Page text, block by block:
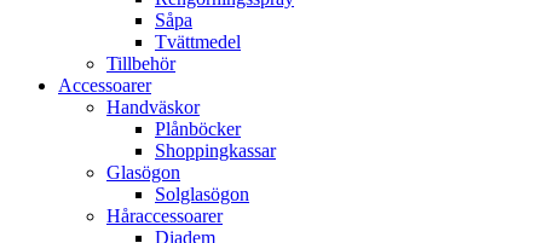
Såpa
Tvättmedel
Tillbehör
Accessoarer
Handväskor
Plånböcker
Shoppingkassar
Glasögon
Solglasögon
Håraccessoarer
Diadem